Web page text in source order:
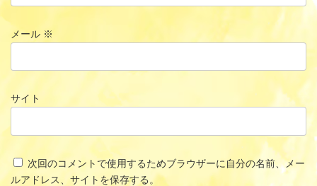
メール ※
サイト
次回のコメントで使用するためブラウザーに自分の名前、メー
ルアドレス、サイトを保存する。